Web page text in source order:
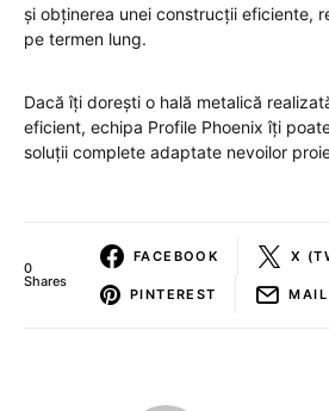
și obținerea unei construcții eficiente,
pe termen lung.
Dacă îți dorești o hală metalică
eficient, echipa Profile Phoenix îți
soluții complete adaptate nevoilor
0
Shares
FACEBOOK X
PINTEREST MAIL